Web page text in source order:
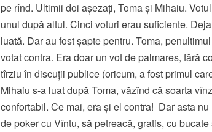
pe rînd. Ultimii doi așezați, Toma și Mihaiu.
unul după altul. Cinci voturi erau suficiente.
luată. Dar au fost șapte pentru. Toma,
votat contra. Era doar un vot de palmares, fără
tîrziu în discuții publice (oricum, a fost primul
Mihaiu s-a luat după Toma, văzînd că soarta
confortabil. Ce mai, era și el contra! Dar asta
de poker cu Vîntu, să petreacă, gratis, cu